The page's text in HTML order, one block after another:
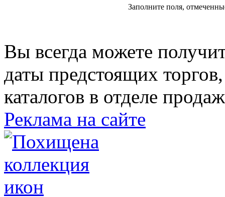
Заполните поля,
Вы всегда можете
даты предстоящих
каталогов в отделе
Реклама на сайте